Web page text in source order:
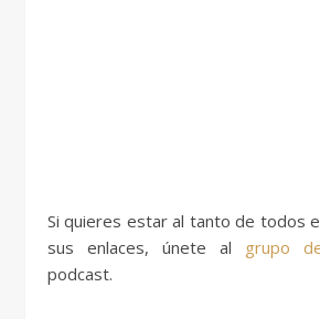
Si quieres estar al tanto de todos
sus enlaces, únete al grupo
podcast.